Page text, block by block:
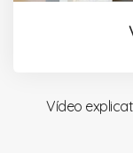
Vídeo